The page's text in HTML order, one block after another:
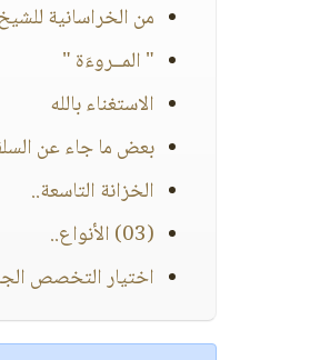
من الخراسانية للشيخ
" المــروءَة "
الاستغناء بالله
بعض ما جاء عن
الخزانة التاسعة..
(03) الأنواع..
اختيار التخصص